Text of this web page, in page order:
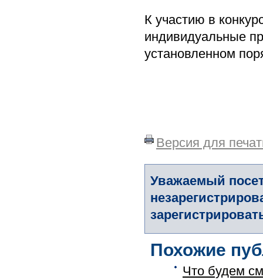
К участию в
индивидуальные
установленном
Версия для
Уважаемый
Похожие
Что будем